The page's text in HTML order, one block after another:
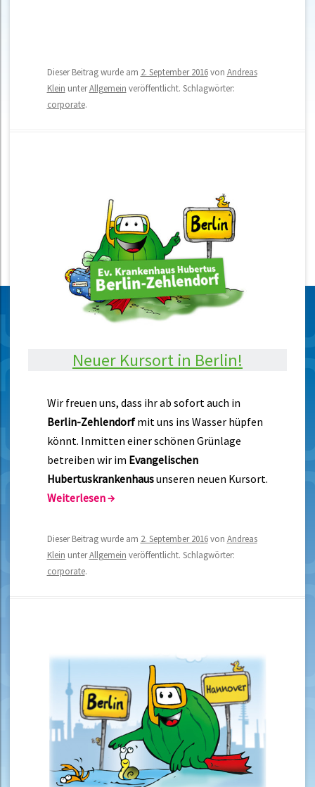
Dieser Beitrag wurde am 2. September 2016von Andreas
Klein unterAllgemein veröffentlicht. Schlagwörter:
corporate.
Neuer Kursort in Berlin!
Wir freuen uns, dass ihr ab sofort auch in
Berlin-Zehlendorfmit uns ins Wasser hüpfen
könnt. Inmitten einer schönen Grünlage
betreiben wir im Evangelischen
Hubertuskrankenhausunseren neuen Kursort.
Weiterlesen→
Dieser Beitrag wurde am 2. September 2016von Andreas
Klein unterAllgemein veröffentlicht. Schlagwörter:
corporate.